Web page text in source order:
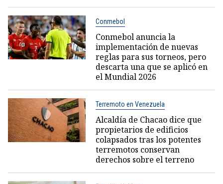
Conmebol
Conmebol anuncia la
implementación de nuevas
reglas para sus torneos, pero
descarta una que se aplicó en
el Mundial 2026
Terremoto en Venezuela
Alcaldía de Chacao dice que
propietarios de edificios
colapsados tras los potentes
terremotos conservan
derechos sobre el terreno